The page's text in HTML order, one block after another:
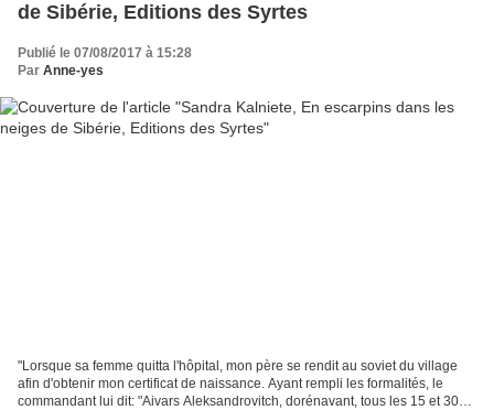
de Sibérie, Editions des Syrtes
Publié le 07/08/2017 à 15:28
Par Anne-yes
"Lorsque sa femme quitta l'hôpital, mon père se rendit au soviet du village
afin d'obtenir mon certificat de naissance. Ayant rempli les formalités, le
commandant lui dit: "Aivars Aleksandrovitch, dorénavant, tous les 15 et 30